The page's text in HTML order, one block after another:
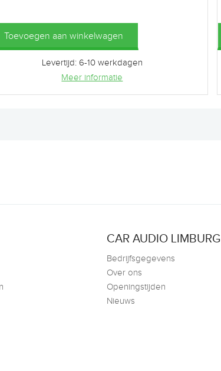
Toevoegen aan winkelwagen
Levertijd: 6-10 werkdagen
Meer informatie
CAR AUDIO LIMBURG
Bedrijfsgegevens
Over ons
Openingstijden
Nieuws